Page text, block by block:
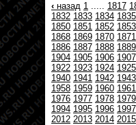
‹ назад 1 ..... 1817
1832 1833 1834 1835
1850 1851 1852 1853
1868 1869 1870 1871
1886 1887 1888 1889
1904 1905 1906 1907
1922 1923 1924 1925
1940 1941 1942 1943
1958 1959 1960 1961
1976 1977 1978 1979
1994 1995 1996 1997
2012 2013 2014 2015